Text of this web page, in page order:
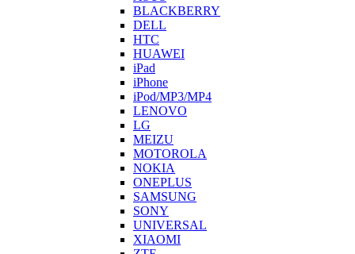
BLACKBERRY
DELL
HTC
HUAWEI
iPad
iPhone
iPod/MP3/MP4
LENOVO
LG
MEIZU
MOTOROLA
NOKIA
ONEPLUS
SAMSUNG
SONY
UNIVERSAL
XIAOMI